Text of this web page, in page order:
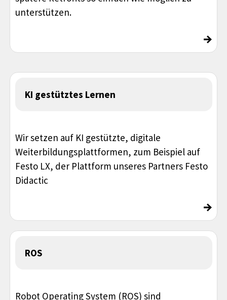
unterstützen.
→
KI gestütztes Lernen
Wir setzen auf KI gestützte, digitale
Weiterbildungsplattformen, zum Beispiel auf
Festo LX, der Plattform unseres Partners Festo
Didactic
→
ROS
Robot Operating System (ROS) sind